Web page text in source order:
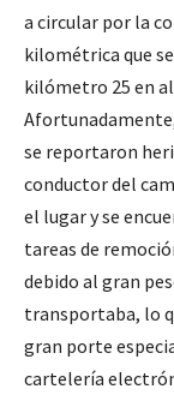
a circular por la
kilométrica que
kilómetro 25 en
se reportaron
conductor del
el lugar y se
tareas de
debido al gran
transportaba, lo
gran porte
cartelería